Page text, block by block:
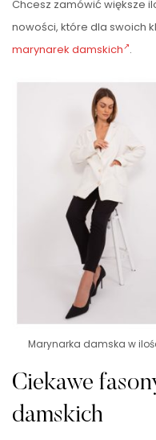
Chcesz zamówić większe
nowości, które dla swoich
marynarek damskich .
Marynarka damska w
Ciekawe
damskich